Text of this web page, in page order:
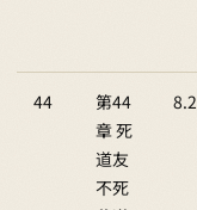
44
第44
章 死
道友
不死
8.2